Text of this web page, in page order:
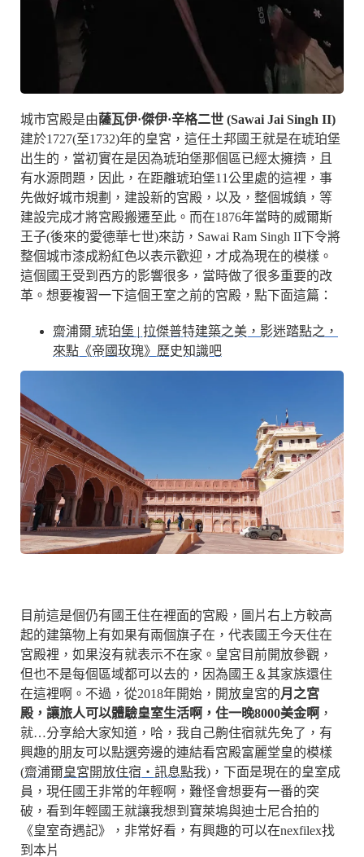
城市宮殿是由薩瓦伊·傑伊·辛格二世 (Sawai Jai Singh II)
建於1727(至1732)年的皇宮，這任土邦國王就是在琥珀堡
出生的，當初實在是因為琥珀堡那個區已經太擁擠，且
有水源問題，因此，在距離琥珀堡11公里處的這裡，事
先做好城市規劃，建設新的宮殿，以及，整個城鎮，等
建設完成才將宮殿搬遷至此。而在1876年當時的威爾斯
王子(後來的愛德華七世)來訪，Sawai Ram Singh II下令將
整個城市漆成粉紅色以表示歡迎，才成為現在的模樣。
這個國王受到西方的影響很多，當時做了很多重要的改
革。想要複習一下這個王室之前的宮殿，點下面這篇：
齋浦爾 琥珀堡 | 拉傑普特建築之美，影迷踏點之，
來點《帝國玫瑰》歷史知識吧
目前這是個仍有國王住在裡面的宮殿，圖片右上方較高
起的建築物上有如果有兩個旗子在，代表國王今天住在
宮殿裡，如果沒有就表示不在家。皇宮目前開放參觀，
但也不是每個區域都可以去的，因為國王＆其家族還住
在這裡啊。不過，從2018年開始，開放皇宮的月之宮
殿，讓旅人可以體驗皇室生活啊，住一晚8000美金啊 ，
就…分享給大家知道，哈，我自己齁住宿就先免了，有
興趣的朋友可以點選旁邊的連結看宮殿富麗堂皇的模樣
(齋浦爾皇宮開放住宿・訊息點我)，下面是現在的皇室成
員，現任國王非常的年輕啊，難怪會想要有一番的突
破，看到年輕國王就讓我想到寶萊塢與迪士尼合拍的
《皇室奇遇記》，非常好看，有興趣的可以在nexfilex找
到本片